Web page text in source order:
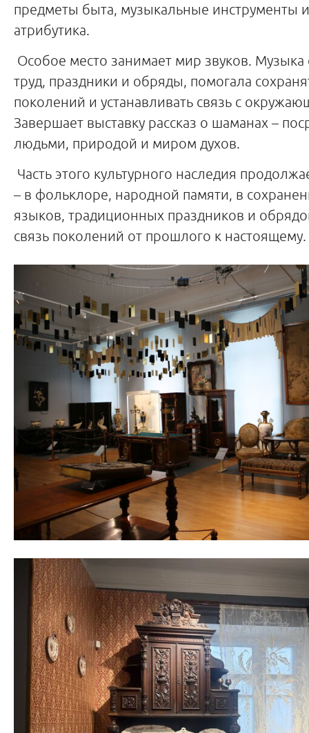
предметы быта, музыкальные инструменты
атрибутика.
Особое место занимает мир звуков.
труд, праздники и обряды, помогала
поколений и устанавливать связь с
Завершает выставку рассказ о шаманах –
людьми, природой и миром духов.
Часть этого культурного наследия
– в фольклоре, народной памяти, в
языков, традиционных праздников и
связь поколений от прошлого к настоящему.